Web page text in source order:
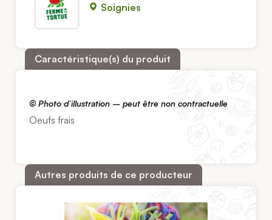
Soignies
Caractéristique(s) du produit
© Photo d’illustration – peut être non contractuelle
Oeufs frais
Autres produits de ce producteur